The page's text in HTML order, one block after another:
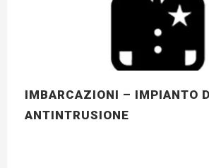
IMBARCAZIONI – IMPIANTO
ANTINTRUSIONE